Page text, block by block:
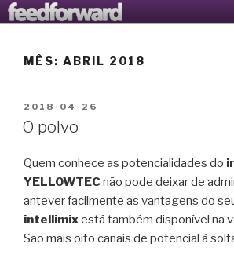
Saltar
para
conteúdo
AVANTOOLS LTD
O Blogue da Avantools Lda
MÊS: ABRIL 2018
PUBLICADO
EM
2018-04-26
O polvo
Quem conhece as potencialidades do
YELLOWTECnão pode deixar de
antever facilmente as vantagens do
intellimixestá também disponível na
São mais oito canais de potencial à